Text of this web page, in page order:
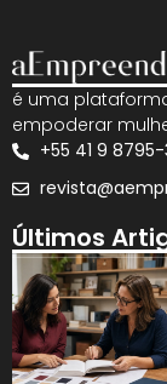
é uma
empoderar
+55 41 9
Últimos